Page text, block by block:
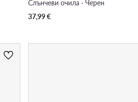
Слънчеви очила · Черен
37,99€